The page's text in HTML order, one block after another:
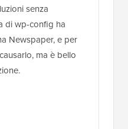
senza
di wp-config ha
Newspaper, e per
ma è bello